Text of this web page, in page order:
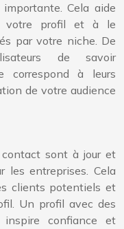
Cela aide
votre profil et à le
par votre niche. De
de savoir
correspond à leurs
de votre audience
contact sont à jour et
les entreprises. Cela
clients potentiels et
Un profil avec des
confiance et